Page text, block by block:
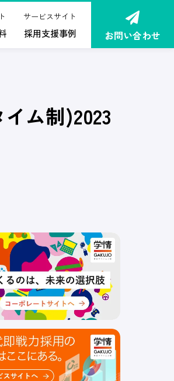
サービスサイト
採用支援事例 お問い合わせ
ム制)2023